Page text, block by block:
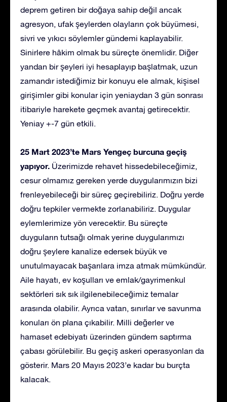
deprem getiren bir doğaya sahip değil ancak
agresyon, ufak şeylerden olayların çok büyümesi,
sivri ve yıkıcı söylemler gündemi kaplayabilir.
Sinirlere hâkim olmak bu süreçte önemlidir. Diğer
yandan bir şeyleri iyi hesaplayıp başlatmak, uzun
zamandır istediğimiz bir konuyu ele almak, kişisel
girişimler gibi konular için yeniaydan 3 gün sonrası
itibariyle harekete geçmek avantaj getirecektir.
Yeniay +-7 gün etkili.
25 Mart 2023’te Mars Yengeç burcuna geçiş
yapıyor. Üzerimizde rehavet hissedebileceğimiz,
cesur olmamız gereken yerde duygularımızın bizi
frenleyebileceği bir süreç geçirebiliriz. Doğru yerde
doğru tepkiler vermekte zorlanabiliriz. Duygular
eylemlerimize yön verecektir. Bu süreçte
duyguların tutsağı olmak yerine duygularımızı
doğru şeylere kanalize edersek büyük ve
unutulmayacak başarılara imza atmak mümkündür.
Aile hayatı, ev koşulları ve emlak/gayrimenkul
sektörleri sık sık ilgilenebileceğimiz temalar
arasında olabilir. Ayrıca vatan, sınırlar ve savunma
konuları ön plana çıkabilir. Milli değerler ve
hamaset edebiyatı üzerinden gündem saptırma
çabası görülebilir. Bu geçiş askeri operasyonları da
gösterir. Mars 20 Mayıs 2023’e kadar bu burçta
kalacak.